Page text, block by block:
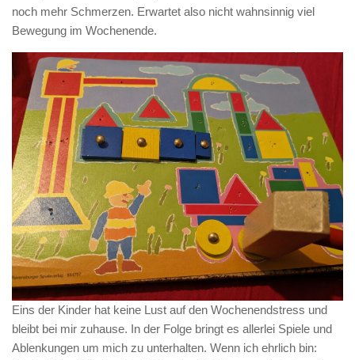
noch mehr Schmerzen. Erwartet also nicht wahnsinnig viel
Bewegung im Wochenende.
Eins der Kinder hat keine Lust auf den Wochenendstress und
bleibt bei mir zuhause. In der Folge bringt es allerlei Spiele und
Ablenkungen um mich zu unterhalten. Wenn ich ehrlich bin: